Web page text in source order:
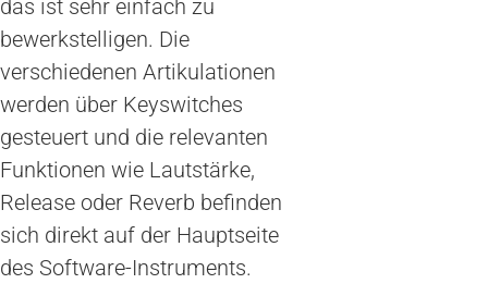
das ist sehr einfach zu
bewerkstelligen. Die
verschiedenen Artikulationen
werden über Keyswitches
gesteuert und die relevanten
Funktionen wie Lautstärke,
Release oder Reverb befinden
sich direkt auf der Hauptseite
des Software-Instruments.